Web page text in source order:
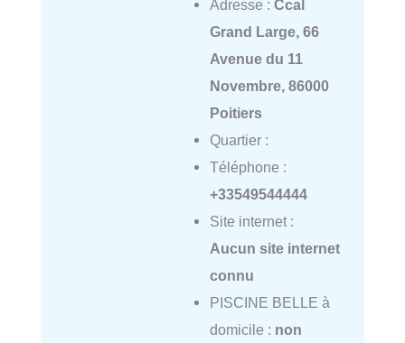
Adresse : Ccal
Grand Large, 66
Avenue du 11
Novembre, 86000
Poitiers
Quartier :
Téléphone :
+33549544444
Site internet :
Aucun site internet
connu
PISCINE BELLE à
domicile : non